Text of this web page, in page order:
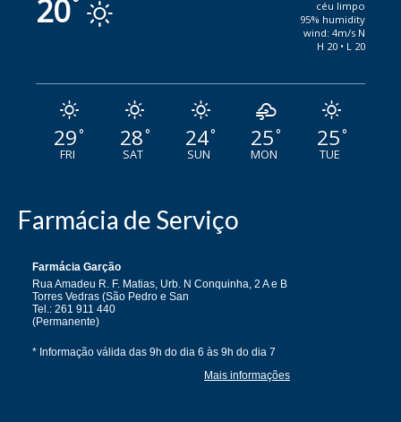
20
céu limpo
95% humidity
wind: 4m/s N
H 20 • L 20
29°
FRI
28°
SAT
24°
SUN
25°
MON
25°
TUE
Farmácia de Serviço